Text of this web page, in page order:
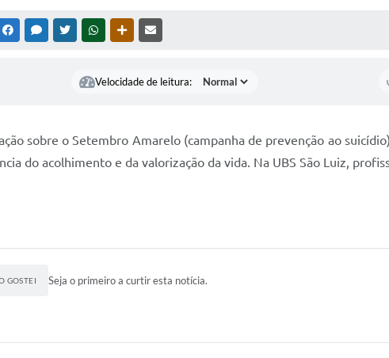
FACEBOOKMESSENGER
TWITTERWHATSAPPOUTRAS MÍDIAS
Velocidade de leitura:
sobre o Setembro Amarelo (campanha de prevenção ao
do acolhimento e da valorização da vida. Na UBS São Luiz,
GOSTEI Seja o primeiro a curtir esta notícia.